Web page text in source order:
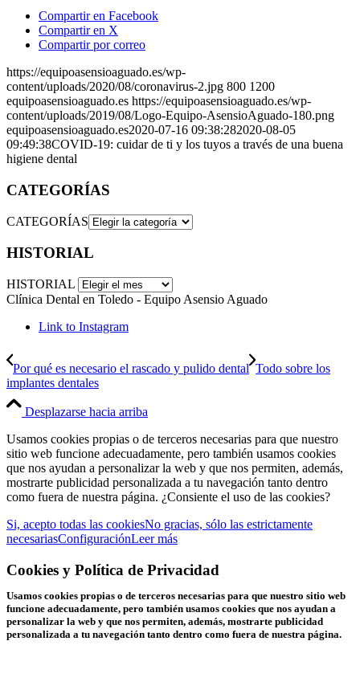
Compartir en Facebook
Compartir en X
Compartir por correo
https://equipoasensioaguado.es/wp-
content/uploads/2020/08/coronavirus-2.jpg 800 1200
equipoasensioaguado.es https://equipoasensioaguado.es/wp-
content/uploads/2019/08/Logo-Equipo-AsensioAguado-180.png
equipoasensioaguado.es2020-07-16 09:38:282020-08-05
09:49:38COVID-19: cuidar de ti y los tuyos a través de una buena
higiene dental
CATEGORÍAS
CATEGORÍAS
HISTORIAL
HISTORIAL
Clínica Dental en Toledo - Equipo Asensio Aguado
Link to Instagram
Por qué es necesario el rascado y pulido dental Todo sobre los
implantes dentales
Desplazarse hacia arriba
Usamos cookies propias o de terceros necesarias para que nuestro
sitio web funcione adecuadamente, pero también usamos cookies
que nos ayudan a personalizar la web y que nos permiten, además,
mostrarte publicidad personalizada a tu navegación tanto dentro
como fuera de nuestra página. ¿Consiente el uso de las cookies?
Si, acepto todas las cookiesNo gracias, sólo las estrictamente
necesariasConfiguraciónLeer más
Cookies y Política de Privacidad
Usamos cookies propias o de terceros necesarias para que nuestro sitio web
funcione adecuadamente, pero también usamos cookies que nos ayudan a
personalizar la web y que nos permiten, además, mostrarte publicidad
personalizada a tu navegación tanto dentro como fuera de nuestra página.